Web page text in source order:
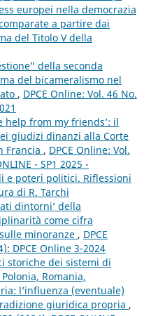
europei nella democrazia
a partire dai
del Titolo V della
della seconda
del bicameralismo nel
, DPCE Online: Vol. 46 No.
help from my friends’: il
giudizi dinanzi alla Corte
Francia , DPCE Online: Vol.
- SP1 2025 -
e poteri politici. Riflessioni
di R. Tarchi
dintorni’ della
come cifra
minoranze , DPCE
DPCE Online 3-2024
storiche dei sistemi di
Romania,
l’influenza (eventuale)
giuridica propria ,